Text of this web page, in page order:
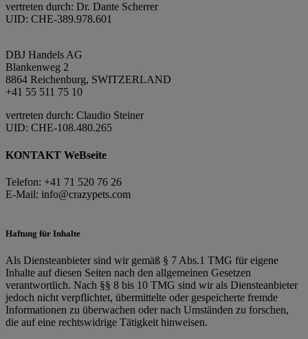
vertreten durch: Dr. Dante Scherrer
UID: CHE-389.978.601
DBJ Handels AG
Blankenweg 2
8864 Reichenburg, SWITZERLAND
+41 55 511 75 10
vertreten durch: Claudio Steiner
UID: CHE-108.480.265
KONTAKT WeBseite
Telefon: +41 71 520 76 26
E-Mail: info@crazypets.com
Haftung für Inhalte
Als Diensteanbieter sind wir gemäß § 7 Abs.1 TMG für eigene
Inhalte auf diesen Seiten nach den allgemeinen Gesetzen
verantwortlich. Nach §§ 8 bis 10 TMG sind wir als Diensteanbieter
jedoch nicht verpflichtet, übermittelte oder gespeicherte fremde
Informationen zu überwachen oder nach Umständen zu forschen,
die auf eine rechtswidrige Tätigkeit hinweisen.